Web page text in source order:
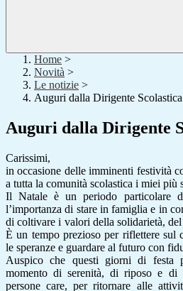
Home >
Novità >
Le notizie >
Auguri dalla Dirigente Scolastica
Auguri dalla Dirigente
Carissimi,
in occasione delle imminenti festività
a tutta la comunità scolastica i miei più
Il Natale è un periodo particolare
l’importanza di stare in famiglia e in
di coltivare i valori della solidarietà,
È un tempo prezioso per riflettere sul
le speranze e guardare al futuro con
Auspico che questi giorni di festa
momento di serenità, di riposo e di
persone care, per ritornare alle